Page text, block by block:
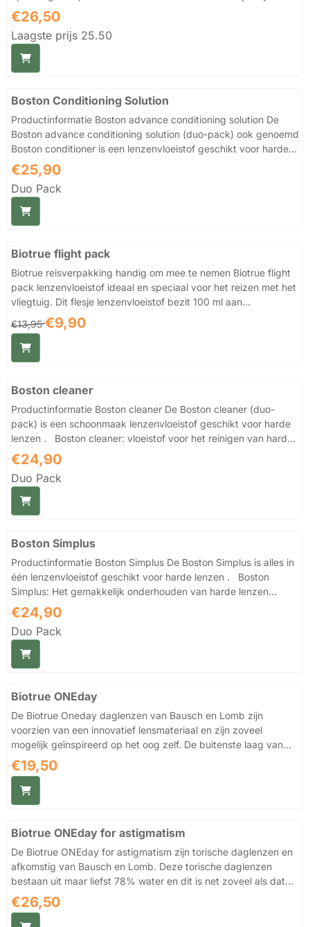
van het oog te ondersteunen. De formule is geïnspireerd op de
biologie van het oog en biedt langdurig comfort, grondige
reiniging en optimale hydratatie van je contactlenzen, dus erg
geschikt voor lensdragers met droge ogen . Wat de Biotrue
lenzenvloeistof onderscheidt van andere lenzenvloeistoffen: pH
Prijs: 26,50
€26,50
Laagste prijs 25.50
Boston Conditioning Solution
Productinformatie Boston advance conditioning solution De
Boston advance conditioning solution (duo-pack) ook genoemd
Boston conditioner is een lenzenvloeistof geschikt voor harde
lenzen . Boston conditioner: Lenzenvloeistof voor verzorging
van harde lenzen (vormstabiele lenzen) De Boston advance
conditioner (Boston advance conditioning solution) is een
gespecialiseerde conditioner- en bewaarvloeistof voor alle
soorten harde, zuurstofdoorlatende contactlenzen. Deze
Prijs: 25,90
€25,90
Duo Pack
Biotrue flight pack
Biotrue reisverpakking handig om mee te nemen Biotrue flight
pack lenzenvloeistof ideaal en speciaal voor het reizen met het
vliegtuig. Dit flesje lenzenvloeistof bezit 100 ml aan
lenzenvloeistof dus is de ideale reisverpakking. Dus ga je
vliegen dan moet je zeker deze lenzenvloeistof hebben, want
deze hoeveelheid lenzenvloeistof is toegestaan om mee te
nemen in het vliegtuig. De Biotrue lenzenvloeistof
afkomstig van Bausch en Lomb. Een groot pluspunt van deze
alles in ...
Van 13,95 voor 9,90
€13,95€9,90
Boston cleaner
Productinformatie Boston cleaner De Boston cleaner (duo-
pack) is een schoonmaak lenzenvloeistof geschikt voor harde
lenzen . Boston cleaner: vloeistof voor het reinigen van harde
lenzen (vormstabiele lenzen) Last van vieze lenzen of wil je je
harde lenzen in topconditie houden? Dan is het gebruik van de
Boston cleaner aan te raden om te gebruiken naast het gebruik
van je bewaarvloeistof of alles in één lenzenvloeistof voor
harde lenzen. Je harde lenzen goed schoonhouden is niet
Prijs: 24,90
€24,90
Duo Pack
Boston Simplus
Productinformatie Boston Simplus De Boston Simplus is alles in
één lenzenvloeistof geschikt voor harde lenzen . Boston
Simplus: Het gemakkelijk onderhouden van harde lenzen
(vormstabiele lenzen) Kies je voor gemak? Dan kies je dus niet
voor een aparte bewaarvloeistof en aparte reiniger om je harde
lenzen te onderhouden en is de Boston Simplus lenzenvloeistof
van Bausch en Lomb de juiste keuze. De Boston Simplus valt in
de categorie alles in één lenzenvloeistof voor harde
Prijs: 24,90
€24,90
Duo Pack
Biotrue ONEday
De Biotrue Oneday daglenzen van Bausch en Lomb zijn
voorzien van een innovatief lensmateriaal en zijn zoveel
mogelijk geïnspireerd op het oog zelf. De buitenste laag van
deze daglens imiteert de werking van de lipidelaag in de
traanfilm en voorkomt hiermee uitdroging. Zo blijven deze
daglenzen de hele dag goed bevochtigd en zullen dus niet
tijdens het dragen uitdrogen. Dit zal dan uiteindelijk ook
zijn de Biotrue Oneday lenzen van Bausch en Lomb dus ook
ideale l...
Prijs: 19,50
€19,50
Biotrue ONEday for astigmatism
De Biotrue ONEday for astigmatism zijn torische daglenzen en
afkomstig van Bausch en Lomb. Deze torische daglenzen
bestaan uit maar liefst 78% water en dit is net zoveel als dat
van de cornea (hoornvlies) en hiermee vormt deze daglens dan
ook een eenheid met het oog. Het mooie van de Biotrue
ONEday for astigmatism daglenzen is dat het vocht zelfs nog
Prijs: 26,50
€26,50